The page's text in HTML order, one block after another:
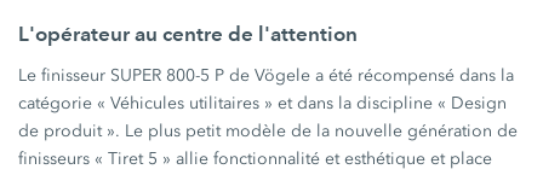
L'opérateur au centre de l'attention
Le finisseur SUPER 800-5 P de Vögele a été récompensé dans la
catégorie « Véhicules utilitaires » et dans la discipline « Design
de produit ». Le plus petit modèle de la nouvelle génération de
finisseurs « Tiret 5 » allie fonctionnalité et esthétique et place